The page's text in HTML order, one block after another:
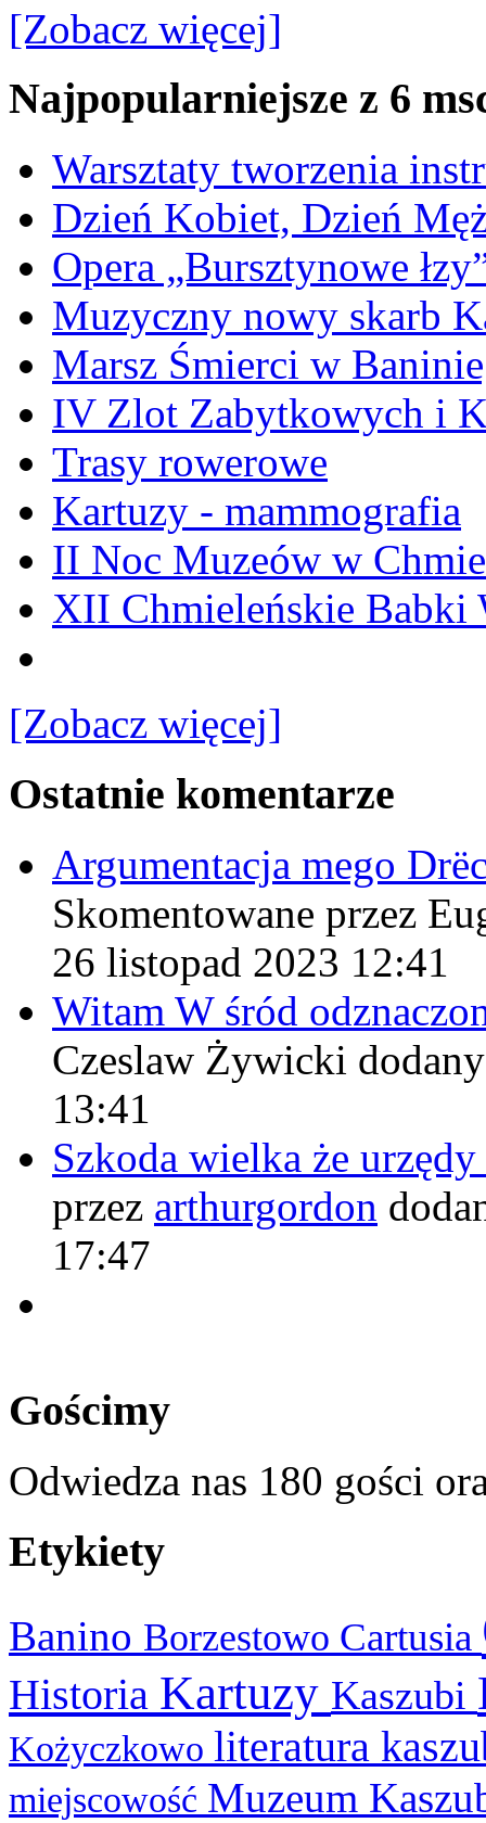
[Zobacz więcej]
Najpopularniejsze z 6
Warsztaty tworzenia
Dzień Kobiet, Dzień
Opera „Bursztynowe
Muzyczny nowy skarb
Marsz Śmierci w
IV Zlot Zabytkowych i
Trasy rowerowe
Kartuzy - mammografia
II Noc Muzeów w
XII Chmieleńskie Babki
[Zobacz więcej]
Ostatnie komentarze
Argumentacja mego
Skomentowane przez
26 listopad 2023 12:41
Witam W śród
Czeslaw Żywicki
13:41
Szkoda wielka że
przez arthurgordon
17:47
Gościmy
Odwiedza nas 180 gości
Etykiety
Banino Borzestowo Cartusia
Historia Kartuzy Kaszubi
Kożyczkowo literatura
miejscowość Muzeum